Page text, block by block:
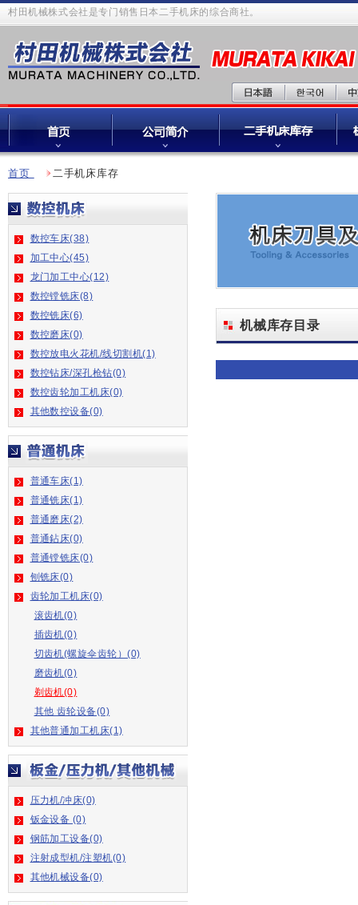
村田机械株式会社是专门销售日本二手机床的综合商社。
首页 二手机床库存
数控车床(38)
加工中心(45)
龙门加工中心(12)
数控镗铣床(8)
数控铣床(6)
数控磨床(0)
数控放电火花机/线切割机(1)
数控钻床/深孔枪钻(0)
数控齿轮加工机床(0)
其他数控设备(0)
普通车床(1)
普通铣床(1)
普通磨床(2)
普通鉆床(0)
普通镗铣床(0)
刨铣床(0)
齿轮加工机床(0)
滚齿机(0)
插齿机(0)
切齿机(螺旋伞齿轮）(0)
磨齿机(0)
剃齿机(0)
其他 齿轮设备(0)
其他普通加工机床(1)
压力机/冲床(0)
钣金设备 (0)
钢筋加工设备(0)
注射成型机/注塑机(0)
其他机械设备(0)
机械库存目录